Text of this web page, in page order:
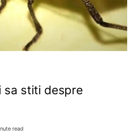
sa stiti despre
read